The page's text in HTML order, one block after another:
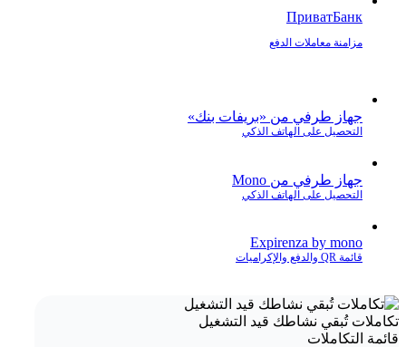
ПриватБанк
مزامنة معاملات الدفع
جهاز طرفي من «بريفات بنك»
التحصيل على الهاتف الذكي
جهاز طرفي من Mono
التحصيل على الهاتف الذكي
Expirenza by mono
قائمة QR والدفع والإكراميات
تكاملات تُبقي نشاطك قيد التشغيل
قائمة التكاملات